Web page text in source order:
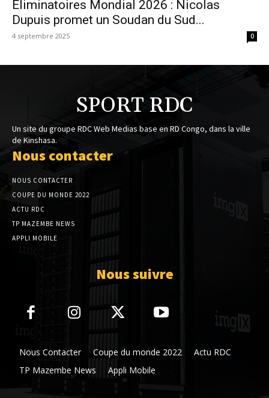
Éliminatoires Mondial 2026 : Nicolas
Dupuis promet un Soudan du Sud...
4 septembre 2025 0
SPORT RDC
Un site du groupe RDC Web Medias base en RD Congo, dans la ville
de Kinshasa.
Nous contacter
NOUS CONTACTER
COUPE DU MONDE 2022
ACTU RDC
TP MAZEMBE NEWS
APPLI MOBILE
Nous suivre
Nous Contacter Coupe du monde 2022
Actu RDC
TP Mazembe News
Appli Mobile